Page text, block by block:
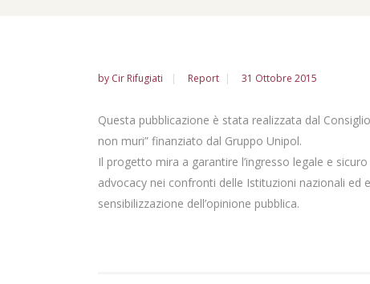
by Cir Rifugiati Report 31 Ottobre 2015
Questa pubblicazione è stata realizzata dal
non muri” finanziato dal Gruppo Unipol.
Il progetto mira a garantire l’ingresso legale e
advocacy nei confronti delle Istituzioni nazionali ed
sensibilizzazione dell’opinione pubblica.